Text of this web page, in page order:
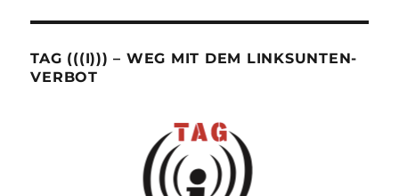
TAG (((I))) – WEG MIT DEM LINKSUNTEN-
VERBOT